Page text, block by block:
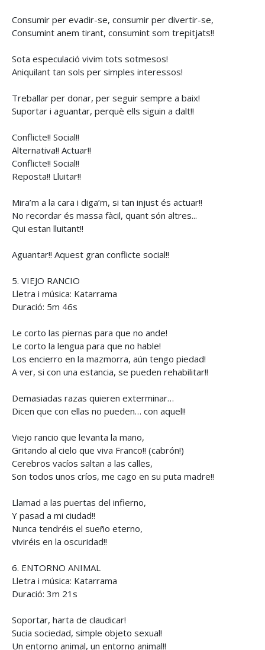
Consumir per evadir-se, consumir per divertir-se,
Consumint anem tirant, consumint som trepitjats!!
Sota especulació vivim tots sotmesos!
Aniquilant tan sols per simples interessos!
Treballar per donar, per seguir sempre a baix!
Suportar i aguantar, perquè ells siguin a dalt!!
Conflicte!! Social!!
Alternativa!! Actuar!!
Conflicte!! Social!!
Reposta!! Lluitar!!
Mira’m a la cara i diga’m, si tan injust és actuar!!
No recordar és massa fàcil, quant són altres...
Qui estan lluitant!!
Aguantar!! Aquest gran conflicte social!!
5. VIEJO RANCIO
Lletra i música: Katarrama
Duració: 5m 46s
Le corto las piernas para que no ande!
Le corto la lengua para que no hable!
Los encierro en la mazmorra, aún tengo piedad!
A ver, si con una estancia, se pueden rehabilitar!!
Demasiadas razas quieren exterminar…
Dicen que con ellas no pueden… con aquel!!
Viejo rancio que levanta la mano,
Gritando al cielo que viva Franco!! (cabrón!)
Cerebros vacíos saltan a las calles,
Son todos unos críos, me cago en su puta madre!!
Llamad a las puertas del infierno,
Y pasad a mi ciudad!!
Nunca tendréis el sueño eterno,
viviréis en la oscuridad!!
6. ENTORNO ANIMAL
Lletra i música: Katarrama
Duració: 3m 21s
Soportar, harta de claudicar!
Sucia sociedad, simple objeto sexual!
Un entorno animal, un entorno animal!!